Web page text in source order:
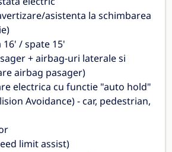
asistenta la schimbarea
/ spate 15'
+ airbag-uri laterale si
airbag pasager)
electrica cu functie "auto hold"
Avoidance) - car, pedestrian,
limit assist)